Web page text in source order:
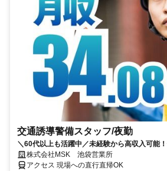
交通誘導警備スタッフ/夜勤
＼60代以上も活躍中／未経験から高収入可能
で警備員デビューをしませんか！【月収34万
OK！】勤務3日前迄シフト申請が可能です！
株式会社MSK 池袋営業所
アクセス 現場への直行直帰OK